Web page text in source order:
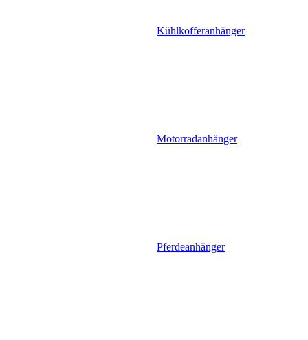
Kühlkofferanhänger
Motorradanhänger
Pferdeanhänger